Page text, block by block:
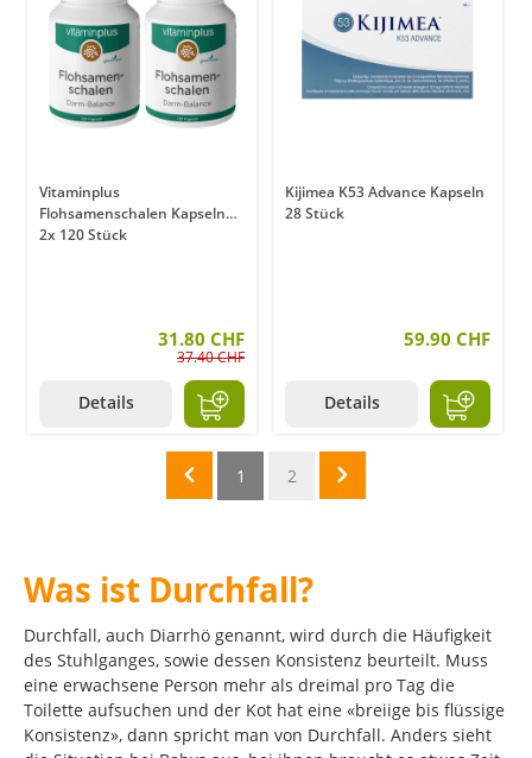
Vitaminplus
Flohsamenschalen Kapseln
2x 120 Stück
31.80 CHF
37.40 CHF
Details
Kijimea K53 Advance Kapseln
28 Stück
59.90 CHF
Details
1 2
Was ist Durchfall?
Durchfall, auch Diarrhö genannt, wird durch die Häufigkeit
des Stuhlganges, sowie dessen Konsistenz beurteilt. Muss
eine erwachsene Person mehr als dreimal pro Tag die
Toilette aufsuchen und der Kot hat eine «breiige bis flüssige
Konsistenz», dann spricht man von Durchfall. Anders sieht